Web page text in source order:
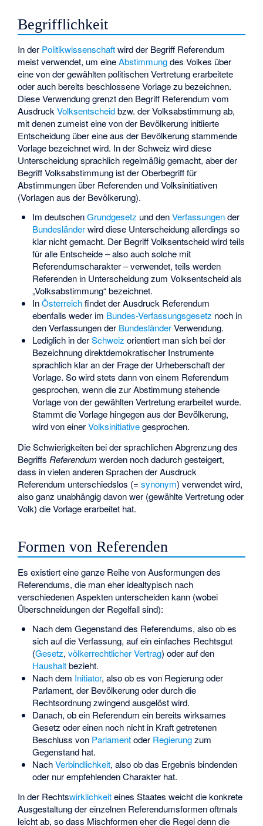
Begrifflichkeit
In der Politikwissenschaftwird der Begriff Referendum
meist verwendet, um eineAbstimmungdes Volkes über
eine von der gewählten politischen Vertretung erarbeitete
oder auch bereits beschlossene Vorlage zu bezeichnen.
Diese Verwendung grenzt den Begriff Referendum vom
AusdruckVolksentscheidbzw. der Volksabstimmung ab,
mit denen zumeist eine von der Bevölkerung initiierte
Entscheidung über eine aus der Bevölkerung stammende
Vorlage bezeichnet wird. In der Schweiz wird diese
Unterscheidung sprachlich regelmäßig gemacht, aber der
Begriff Volksabstimmung ist der Oberbegriff für
Abstimmungen über Referenden und Volksinitiativen
(Vorlagen aus der Bevölkerung).
Im deutschenGrundgesetz und denVerfassungender
Bundesländerwird diese Unterscheidung allerdings so
klar nicht gemacht. Der Begriff Volksentscheid wird teils
für alle Entscheide – also auch solche mit
Referendumscharakter – verwendet, teils werden
Referenden in Unterscheidung zum Volksentscheid als
„Volksabstimmung“ bezeichnet.
InÖsterreichfindet der Ausdruck Referendum
ebenfalls weder im Bundes-Verfassungsgesetz noch in
den Verfassungen der BundesländerVerwendung.
Lediglich in derSchweiz orientiert man sich bei der
Bezeichnung direktdemokratischer Instrumente
sprachlich klar an der Frage der Urheberschaft der
Vorlage. So wird stets dann von einem Referendum
gesprochen, wenn die zur Abstimmung stehende
Vorlage von der gewählten Vertretung erarbeitet wurde.
Stammt die Vorlage hingegen aus der Bevölkerung,
wird von einerVolksinitiativegesprochen.
Die Schwierigkeiten bei der sprachlichen Abgrenzung des
Begriffs Referendum werden noch dadurch gesteigert,
dass in vielen anderen Sprachen der Ausdruck
Referendum unterschiedslos (=synonym) verwendet wird,
also ganz unabhängig davon wer (gewählte Vertretung oder
Volk) die Vorlage erarbeitet hat.
Formen von Referenden
Es existiert eine ganze Reihe von Ausformungen des
Referendums, die man eher idealtypisch nach
verschiedenen Aspekten unterscheiden kann (wobei
Überschneidungen der Regelfall sind):
Nach dem Gegenstand des Referendums, also ob es
sich auf die Verfassung, auf ein einfaches Rechtsgut
(Gesetz, völkerrechtlicher Vertrag) oder auf den
Haushaltbezieht.
Nach dem Initiator, also ob es von Regierung oder
Parlament, der Bevölkerung oder durch die
Rechtsordnung zwingend ausgelöst wird.
Danach, ob ein Referendum ein bereits wirksames
Gesetz oder einen noch nicht in Kraft getretenen
Beschluss von Parlamentoder Regierungzum
Gegenstand hat.
NachVerbindlichkeit, also ob das Ergebnis bindenden
oder nur empfehlenden Charakter hat.
In der Rechtswirklichkeiteines Staates weicht die konkrete
Ausgestaltung der einzelnen Referendumsformen oftmals
leicht ab, so dass Mischformen eher die Regel denn die